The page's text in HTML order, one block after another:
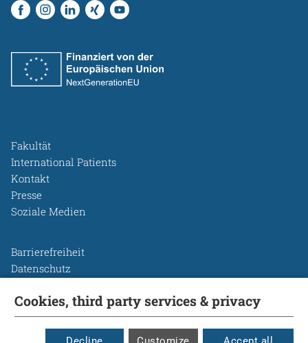
Fakultät
International Patients
Kontakt
Presse
Soziale Medien
Barrierefreiheit
Datenschutz
Leichte Sprache
Rechtsgrundlagen
Cookie Einstellungen
Cookies, third party services & privacy